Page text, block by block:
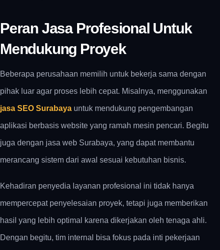
Peran Jasa Profesional Untuk
Mendukung Proyek
Beberapa perusahaan memilih untuk bekerja sama dengan
pihak luar agar proses lebih cepat. Misalnya, menggunakan
jasa SEO Surabaya untuk mendukung pengembangan
aplikasi berbasis website yang ramah mesin pencari. Begitu
juga dengan jasa web Surabaya, yang dapat membantu
merancang sistem dari awal sesuai kebutuhan bisnis.
Kehadiran penyedia layanan profesional ini tidak hanya
mempercepat penyelesaian proyek, tetapi juga memberikan
hasil yang lebih optimal karena dikerjakan oleh tenaga ahli.
Dengan begitu, tim internal bisa fokus pada inti pekerjaan